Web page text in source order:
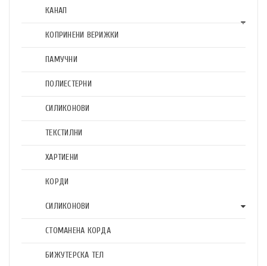
КАНАП
КОПРИНЕНИ ВЕРИЖКИ
ПАМУЧНИ
ПОЛИЕСТЕРНИ
СИЛИКОНОВИ
ТЕКСТИЛНИ
ХАРТИЕНИ
КОРДИ
СИЛИКОНОВИ
СТОМАНЕНА КОРДА
БИЖУТЕРСКА ТЕЛ